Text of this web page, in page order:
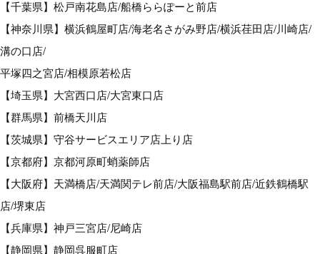
【千葉県】松戸南花島店/船橋ららぽーと前店
【神奈川県】横浜鶴屋町店/海老名さがみ野店/横浜荏田店/川崎店/
溝の口店/
平塚四之宮店/相模原若松店
【埼玉県】大宮西口店/大宮東口店
【群馬県】前橋天川店
【茨城県】守谷サービスエリア店上り店
【京都府】京都河原町蛸薬師店
【大阪府】天満橋店/天満関テレ前店/大阪福島駅前店/近鉄鶴橋駅
店/堺東店
【兵庫県】神戸三宮店/尼崎店
【静岡県】静岡呉服町店